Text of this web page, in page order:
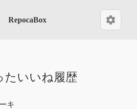
RepocaBox settings
たいいね履歴
キ